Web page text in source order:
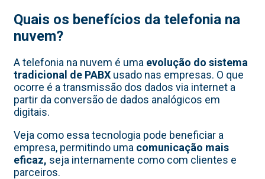
Quais os benefícios da telefonia na
nuvem?
A telefonia na nuvem é uma evolução do sistema
tradicional de PABX usado nas empresas. O que
ocorre é a transmissão dos dados via internet a
partir da conversão de dados analógicos em
digitais.
Veja como essa tecnologia pode beneficiar a
empresa, permitindo uma comunicação mais
eficaz, seja internamente como com clientes e
parceiros.